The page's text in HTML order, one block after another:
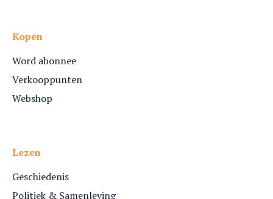
Kopen
Word abonnee
Verkooppunten
Webshop
Lezen
Geschiedenis
Politiek & Samenleving